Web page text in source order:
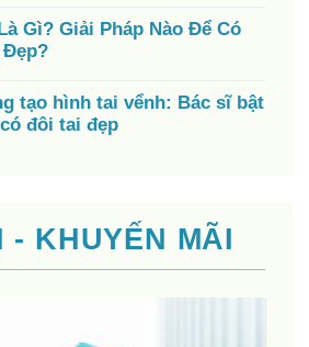
Gì? Giải Pháp Nào Để Có
Đẹp?
tạo hình tai vểnh: Bác sĩ bật
đôi tai đẹp
KHUYẾN MÃI